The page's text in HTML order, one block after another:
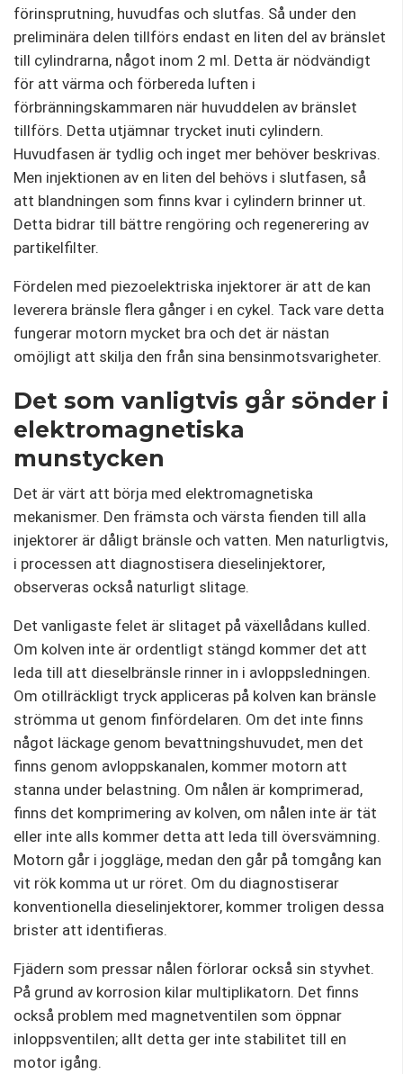
förinsprutning, huvudfas och slutfas. Så under den
preliminära delen tillförs endast en liten del av bränslet
till cylindrarna, något inom 2 ml. Detta är nödvändigt
för att värma och förbereda luften i
förbränningskammaren när huvuddelen av bränslet
tillförs. Detta utjämnar trycket inuti cylindern.
Huvudfasen är tydlig och inget mer behöver beskrivas.
Men injektionen av en liten del behövs i slutfasen, så
att blandningen som finns kvar i cylindern brinner ut.
Detta bidrar till bättre rengöring och regenerering av
partikelfilter.
Fördelen med piezoelektriska injektorer är att de kan
leverera bränsle flera gånger i en cykel. Tack vare detta
fungerar motorn mycket bra och det är nästan
omöjligt att skilja den från sina bensinmotsvarigheter.
Det som vanligtvis går sönder i
elektromagnetiska
munstycken
Det är värt att börja med elektromagnetiska
mekanismer. Den främsta och värsta fienden till alla
injektorer är dåligt bränsle och vatten. Men naturligtvis,
i processen att diagnostisera dieselinjektorer,
observeras också naturligt slitage.
Det vanligaste felet är slitaget på växellådans kulled.
Om kolven inte är ordentligt stängd kommer det att
leda till att dieselbränsle rinner in i avloppsledningen.
Om otillräckligt tryck appliceras på kolven kan bränsle
strömma ut genom finfördelaren. Om det inte finns
något läckage genom bevattningshuvudet, men det
finns genom avloppskanalen, kommer motorn att
stanna under belastning. Om nålen är komprimerad,
finns det komprimering av kolven, om nålen inte är tät
eller inte alls kommer detta att leda till översvämning.
Motorn går i joggläge, medan den går på tomgång kan
vit rök komma ut ur röret. Om du diagnostiserar
konventionella dieselinjektorer, kommer troligen dessa
brister att identifieras.
Fjädern som pressar nålen förlorar också sin styvhet.
På grund av korrosion kilar multiplikatorn. Det finns
också problem med magnetventilen som öppnar
inloppsventilen; allt detta ger inte stabilitet till en
motor igång.